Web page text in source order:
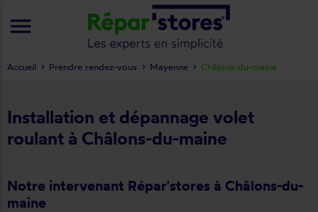
Installation et dépannage volet
roulant à Châlons-du-maine
Notre intervenant Répar'stores à Châlons-du-
maine
Accueil Prendre rendez-vous Mayenne Châlons-du-maine
menu